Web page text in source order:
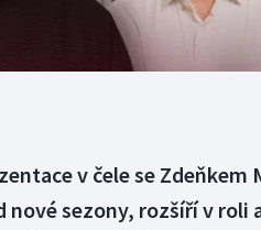
v čele se Zdeňkem
sezony, rozšíří v roli